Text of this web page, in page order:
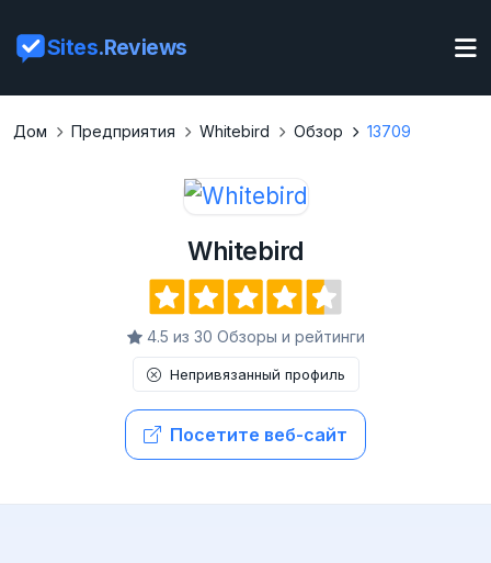
Sites.Reviews
Дом Предприятия Whitebird Обзор 13709
Whitebird
4.5 из 30 Обзоры и рейтинги
Непривязанный профиль
Посетите веб-сайт